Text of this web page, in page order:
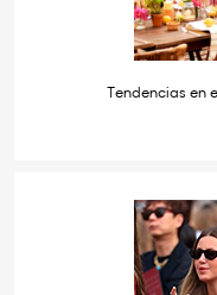
Tendencias en